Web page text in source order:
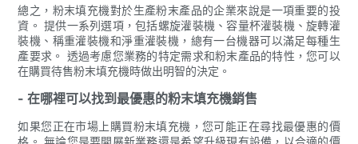
總之，粉末填充機對於生產粉末產品的企業來說是一項重要的投
資。 提供一系列選項，包括螺旋灌裝機、容量杯灌裝機、旋轉灌
裝機、稱重灌裝機和淨重灌裝機，總有一台機器可以滿足每種生
產要求。 透過考慮您業務的特定需求和粉末產品的特性，您可以
在購買待售粉末填充機時做出明智的決定。
- 在哪裡可以找到最優惠的粉末填充機銷售
如果您正在市場上購買粉末填充機，您可能正在尋找最優惠的價